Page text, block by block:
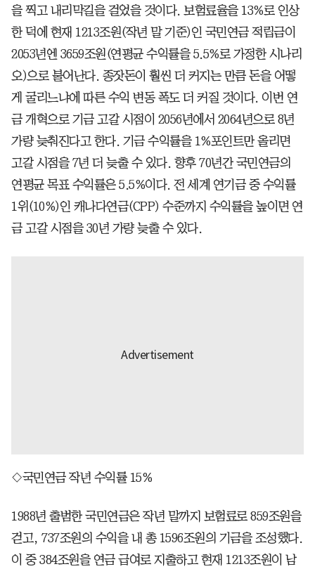
을 찍고 내리막길을 걸었을 것이다. 보험료율을 13%로 인상
한 덕에 현재 1213조원(작년 말 기준)인 국민연금 적립금이
2053년엔 3659조원(연평균 수익률을 5.5%로 가정한 시나리
오)으로 불어난다. 종잣돈이 훨씬 더 커지는 만큼 돈을 어떻
게 굴리느냐에 따른 수익 변동 폭도 더 커질 것이다. 이번 연
금 개혁으로 기금 고갈 시점이 2056년에서 2064년으로 8년
가량 늦춰진다고 한다. 기금 수익률을 1%포인트만 올리면
고갈 시점을 7년 더 늦출 수 있다. 향후 70년간 국민연금의
연평균 목표 수익률은 5.5%이다. 전 세계 연기금 중 수익률
1위(10%)인 캐나다연금(CPP) 수준까지 수익률을 높이면 연
금 고갈 시점을 30년 가량 늦출 수 있다.
◇국민연금 작년 수익률 15%
1988년 출범한 국민연금은 작년 말까지 보험료로 859조원을
걷고, 737조원의 수익을 내 총 1596조원의 기금을 조성했다.
이 중 384조원을 연금 급여로 지출하고 현재 1213조원이 남